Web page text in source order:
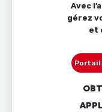
Avec
gérez
et
Portail